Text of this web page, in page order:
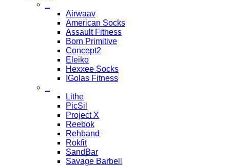
Airwaav
American Socks
Assault Fitness
Born Primitive
Concept2
Eleiko
Hexxee Socks
IGolas Fitness
Lithe
PicSil
Project X
Reebok
Rehband
Rokfit
SandBar
Savage Barbell